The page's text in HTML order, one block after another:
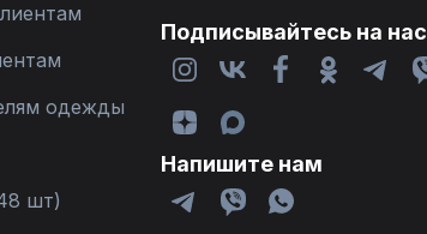
одежды
шт)
Подписывайтесь на нас
Напишите нам